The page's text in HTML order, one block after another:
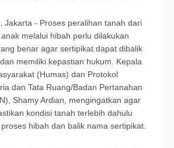
Jakarta - Proses peralihan tanah dari
melalui hibah perlu dilakukan
benar agar sertipikat dapat dibalik
memiliki kepastian hukum. Kepala
(Humas) dan Protokol
dan Tata Ruang/Badan Pertanahan
Shamy Ardian, mengingatkan agar
kondisi tanah terlebih dahulu
hibah dan balik nama sertipikat.